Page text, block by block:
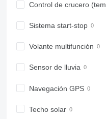
Control de crucero
Sistema start-stop
Volante multifunción
Sensor de lluvia
Navegación GPS
Techo solar